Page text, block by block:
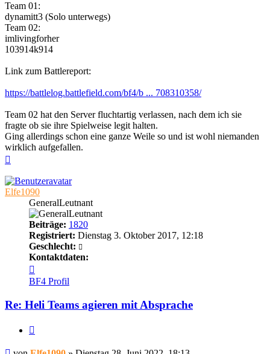
Team 01:
dynamitt3 (Solo unterwegs)
Team 02:
imlivingforher
103914k914
Link zum Battlereport:
https://battlelog.battlefield.com/bf4/b ... 708310358/
Team 02 hat den Server fluchtartig verlassen, nach dem ich sie
fragte ob sie ihre Spielweise legit halten.
Ging allerdings schon eine ganze Weile so und ist wohl niemanden
wirklich aufgefallen.
Elfe1090
GeneralLeutnant
Beiträge: 1820
Registriert: Dienstag 3. Oktober 2017, 12:18
Geschlecht:
Kontaktdaten:
von
Elfe1090
BF4 Profil
Re: Heli Teams agieren mit Absprache
Beitrag